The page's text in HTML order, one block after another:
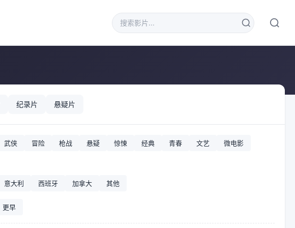
纪录片 悬疑片
武侠 冒险 枪战 悬疑 惊悚 经典 青春 文艺
微电影
意大利 西班牙 加拿大 其他
更早